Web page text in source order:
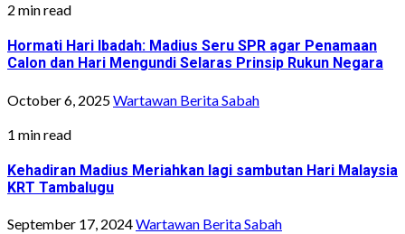
2 min read
Hormati Hari Ibadah: Madius Seru SPR agar Penamaan
Calon dan Hari Mengundi Selaras Prinsip Rukun Negara
October 6, 2025Wartawan Berita Sabah
1 min read
Kehadiran Madius Meriahkan lagi sambutan Hari Malaysia
KRT Tambalugu
September 17, 2024Wartawan Berita Sabah